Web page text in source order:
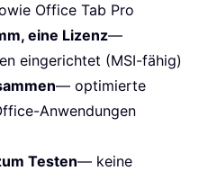
Office Tab Pro
eine Lizenz—
eingerichtet (MSI-fähig)
— optimierte
Anwendungen
Testen— keine